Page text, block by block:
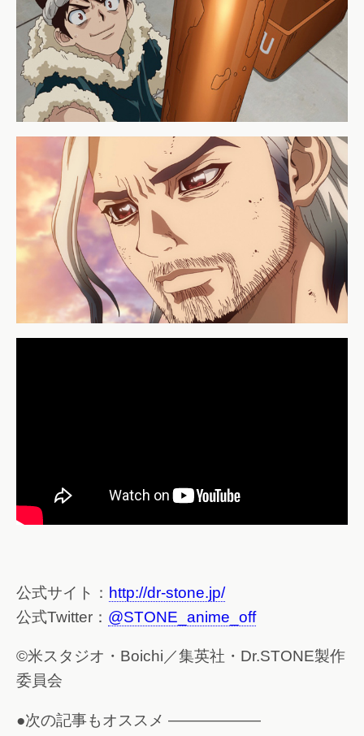
公式サイト： http://dr-stone.jp/
公式Twitter： @STONE_anime_off
©米スタジオ・Boichi／集英社・Dr.STONE製作
委員会
●次の記事もオススメ ——————